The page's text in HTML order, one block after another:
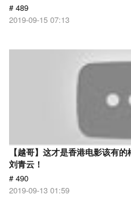
# 489
2019-09-15 07:13
【越哥】这才是香港电影该有
刘青云！
# 490
2019-09-13 01:59